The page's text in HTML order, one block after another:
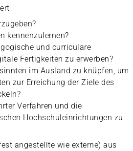
kennenzulernen?
und curriculare
Fertigkeiten zu erwerben?
im Ausland zu knüpfen, um
zur Erreichung der Ziele des
Verfahren und die
Hochschuleinrichtungen zu
angestellte wie externe) aus